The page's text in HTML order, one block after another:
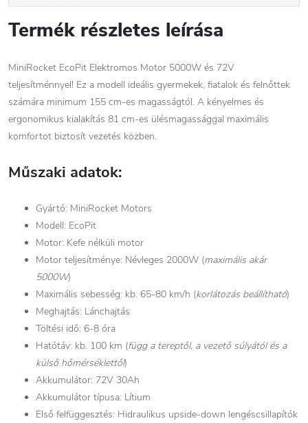
Termék részletes leírása
MiniRocket EcoPit Elektromos Motor 5000W és 72V
teljesítménnyel! Ez a modell ideális gyermekek, fiatalok és felnőttek
számára minimum 155 cm-es magasságtól. A kényelmes és
ergonomikus kialakítás 81 cm-es ülésmagassággal maximális
komfortot biztosít vezetés közben.
Műszaki adatok:
Gyártó: MiniRocket Motors
Modell: EcoPit
Motor: Kefe nélküli motor
Motor teljesítménye: Névleges 2000W (maximális akár
5000W)
Maximális sebesség: kb. 65-80 km/h (korlátozás beállítható)
Meghajtás: Lánchajtás
Töltési idő: 6-8 óra
Hatótáv: kb. 100 km (függ a tereptől, a vezető súlyától és a
külső hőmérséklettől)
Akkumulátor: 72V 30Ah
Akkumulátor típusa: Lítium
Első felfüggesztés: Hidraulikus upside-down lengéscsillapítók